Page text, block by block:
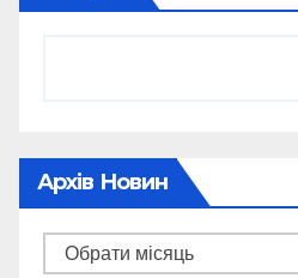
Архів Новин
Архів